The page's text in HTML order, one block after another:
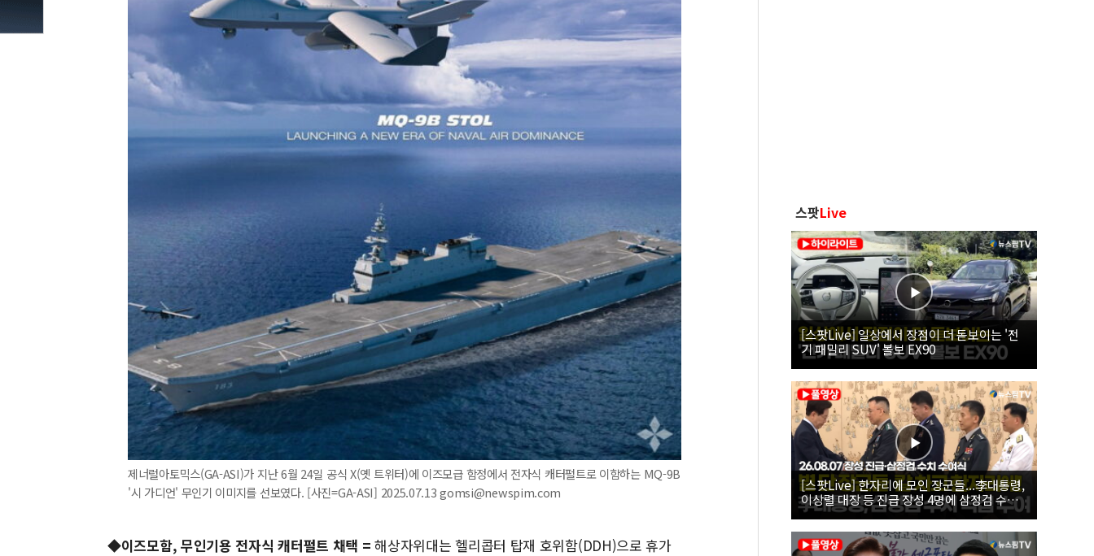
제너럴아토믹스(GA-ASI)가 지난 6월 24일 공식 X(옛 트위터)에 이즈모급 함정에서 전자식 캐터펄트로 이함하는 MQ-9B
'시 가디언' 무인기 이미지를 선보였다. [사진=GA-ASI] 2025.07.13 gomsi@newspim.com
◆이즈모함, 무인기용 전자식 캐터펄트 채택 = 해상자위대는 헬리콥터 탑재 호위함(DDH)으로 휴가
스팟Live
[스팟Live] 일상에서 장점이 더 돋보이는 '전
기 패밀리 SUV' 볼보 EX90
[스팟Live] 한자리에 모인 장군들...李대통령,
이상렬 대장 등 진급 장성 4명에 삼정검 수치
직접 수여｜26.08.07 장성 진급·삼정검 수치
수여식